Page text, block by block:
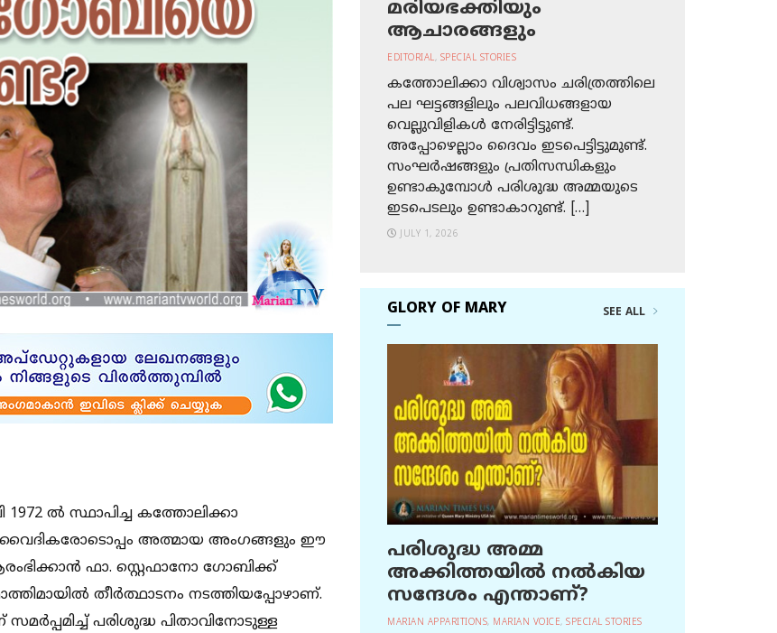
ല്‍ സ്ഥാപിച്ച കത്തോലിക്കാ
വൈദികരോടൊപ്പം അത്മായ അംഗങ്ങളും ഈ
ഫാ. സ്റ്റെഫാനോ ഗോബിക്ക്
തീര്‍ത്ഥാടനം നടത്തിയപ്പോഴാണ്.
പരിശുദ്ധ പിതാവിനോടുള്ള
മരിയഭക്തിയും
ആചാരങ്ങളും
EDITORIAL, SPECIAL STORIES
കത്തോലിക്കാ വിശ്വാസം ചരിത്രത്തിലെ
പല ഘട്ടങ്ങളിലും പലവിധങ്ങളായ
വെല്ലുവിളികള്‍ നേരിട്ടിട്ടുണ്ട്.
അപ്പോഴെല്ലാം ദൈവം ഇടപെട്ടിട്ടുമുണ്ട്.
സംഘര്‍ഷങ്ങളും പ്രതിസന്ധികളും
ഉണ്ടാകുമ്പോള്‍ പരിശുദ്ധ അമ്മയുടെ
ഇടപെടലും ഉണ്ടാകാറുണ്ട്. […]
JULY 1, 2026
GLORY OF MARY SEE ALL
പരിശുദ്ധ അമ്മ
അക്കിത്തയില്‍ നല്‍കിയ
സന്ദേശം എന്താണ്?
MARIAN APPARITIONS, MARIAN VOICE, SPECIAL STORIES